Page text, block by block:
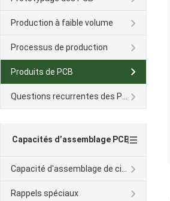
Production à faible volume
Processus de production
Produits de PCB
Capacités d’assemblage PCB
Rappels spéciaux